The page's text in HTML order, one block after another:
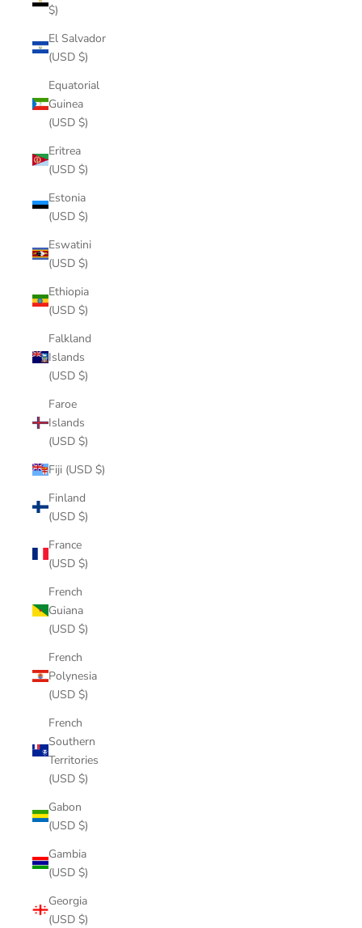
$)
El Salvador
(USD $)
Equatorial
Guinea
(USD $)
Eritrea
(USD $)
Estonia
(USD $)
Eswatini
(USD $)
Ethiopia
(USD $)
Falkland
Islands
(USD $)
Faroe
Islands
(USD $)
Fiji (USD $)
Finland
(USD $)
France
(USD $)
French
Guiana
(USD $)
French
Polynesia
(USD $)
French
Southern
Territories
(USD $)
Gabon
(USD $)
Gambia
(USD $)
Georgia
(USD $)